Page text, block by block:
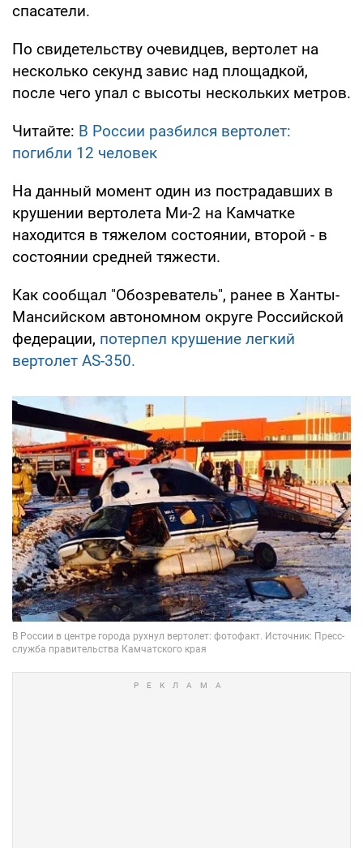
спасатели.
По свидетельству очевидцев, вертолет на
несколько секунд завис над площадкой,
после чего упал с высоты нескольких метров.
Читайте: В России разбился вертолет:
погибли 12 человек
На данный момент один из пострадавших в
крушении вертолета Ми-2 на Камчатке
находится в тяжелом состоянии, второй - в
состоянии средней тяжести.
Как сообщал "Обозреватель", ранее в Ханты-
Мансийском автономном округе Российской
федерации, потерпел крушение легкий
вертолет AS-350.